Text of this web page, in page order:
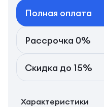
Полная оплата
Рассрочка 0%
Скидка до 15%
Характеристики